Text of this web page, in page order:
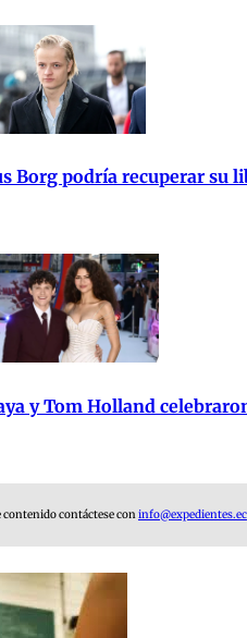
Borg podría recuperar su
y Tom Holland
contenido contáctese coninfo@expedientes.ec